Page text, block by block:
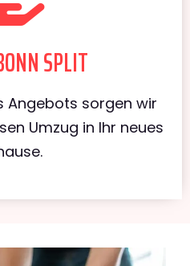
SPLIT
Angebots sorgen wir
Umzug in Ihr neues